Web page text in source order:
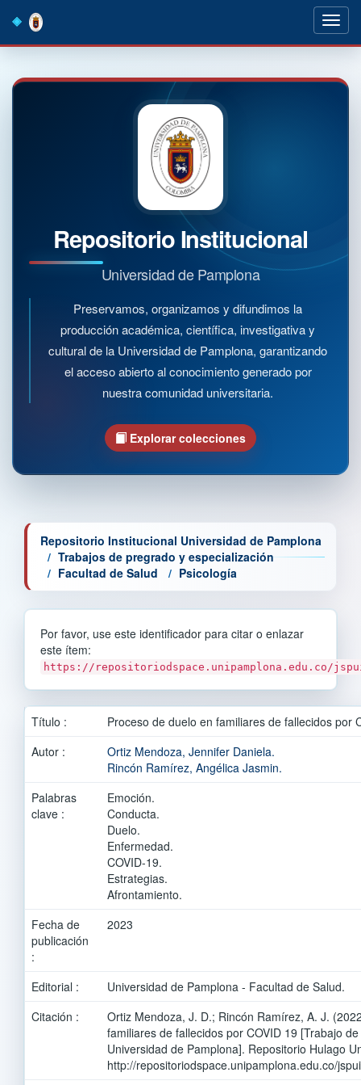
navigation
Repositorio Institucional
Universidad de Pamplona
Preservamos, organizamos y difundimos la
producción académica, científica, investigativa y
cultural de la Universidad de Pamplona, garantizando
el acceso abierto al conocimiento generado por
nuestra comunidad universitaria.
Explorar colecciones
Repositorio Institucional Universidad de Pamplona
Trabajos de pregrado y especialización
Facultad de Salud
Psicología
Por favor, use este identificador para citar o enlazar
este ítem:
https://repositoriodspace.unipamplona.edu.co/
Título :
Proceso de duelo en familiares de fallecidos por
Autor :
Ortiz Mendoza, Jennifer Daniela.
Rincón Ramírez, Angélica Jasmin.
Palabras
clave :
Emoción.
Conducta.
Duelo.
Enfermedad.
COVID-19.
Estrategias.
Afrontamiento.
Fecha de
publicación
:
2023
Editorial :
Universidad de Pamplona - Facultad de Salud.
Citación :
Ortiz Mendoza, J. D.; Rincón Ramírez, A. J.
familiares de fallecidos por COVID 19 [Trabajo
Universidad de Pamplona]. Repositorio Hulago
http://repositoriodspace.unipamplona.edu.co/